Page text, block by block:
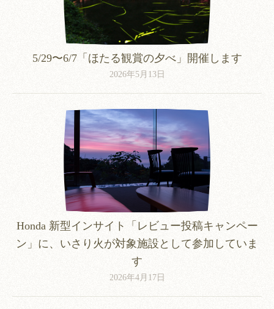
5/29〜6/7「ほたる観賞の夕べ」開催します
2026年5月13日
Honda 新型インサイト「レビュー投稿キャンペー
ン」に、いさり火が対象施設として参加していま
す
2026年4月17日